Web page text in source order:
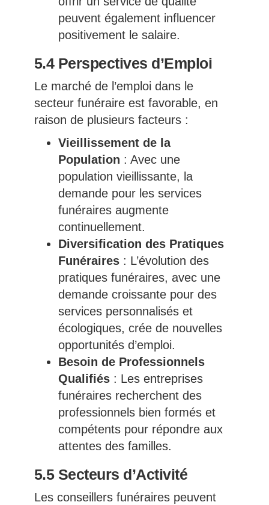
peuvent également influencer
positivement le salaire.
5.4 Perspectives d’Emploi
Le marché de l’emploi dans le
secteur funéraire est favorable, en
raison de plusieurs facteurs :
Vieillissement de la
Population : Avec une
population vieillissante, la
demande pour les services
funéraires augmente
continuellement.
Diversification des Pratiques
Funéraires: L’évolution des
pratiques funéraires, avec une
demande croissante pour des
services personnalisés et
écologiques, crée de nouvelles
opportunités d’emploi.
Besoin de Professionnels
Qualifiés: Les entreprises
funéraires recherchent des
professionnels bien formés et
compétents pour répondre aux
attentes des familles.
5.5 Secteurs d’Activité
Les conseillers funéraires peuvent